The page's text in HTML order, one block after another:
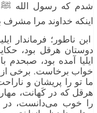
شدم كه رسول الله ﷺ
اینكه خداوند مرا مشرف
ابن ناطور؛ فرماندار
دوستان هرقل بود،
ایلیا آمده بود،
خواب برخاست. برخی از
ما تو را پریشان و
هرقل كه در كَهانت،
را خوب می‌دانست، در